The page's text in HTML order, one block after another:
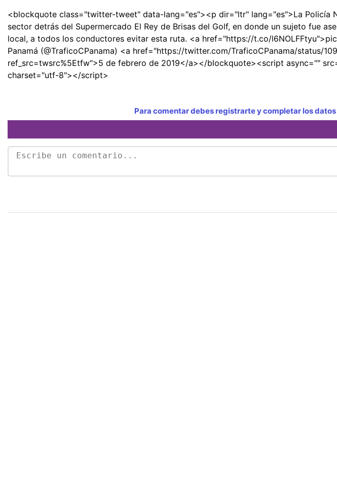
<blockquote class="twitter-tweet" data-lang="es"><p dir="ltr" lang="es">La Policía
sector detrás del Supermercado El Rey de Brisas del Golf, en donde un sujeto fue
local, a todos los conductores evitar esta ruta. <a href="https://t.co/
Panamá (@TraficoCPanama) <a href="https://twitter.com/TraficoCPanama/status/
ref_src=twsrc%5Etfw">5 de febrero de 2019</a></blockquote><script async=""
charset="utf-8"></script>
Para comentar debes registrarte y completar los